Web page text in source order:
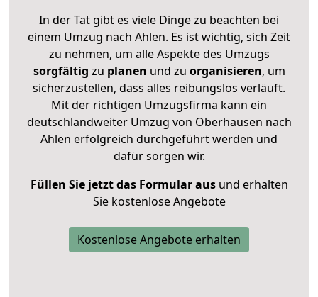
In der Tat gibt es viele Dinge zu beachten bei
einem Umzug nach Ahlen. Es ist wichtig, sich Zeit
zu nehmen, um alle Aspekte des Umzugs
sorgfältig zu planen und zu organisieren, um
sicherzustellen, dass alles reibungslos verläuft.
Mit der richtigen Umzugsfirma kann ein
deutschlandweiter Umzug von Oberhausen nach
Ahlen erfolgreich durchgeführt werden und
dafür sorgen wir.
Füllen Sie jetzt das Formular ausund erhalten
Sie kostenlose Angebote
Kostenlose Angebote erhalten